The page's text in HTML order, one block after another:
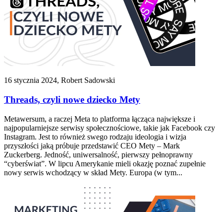
16 stycznia 2024, Robert Sadowski
Threads, czyli nowe dziecko Mety
Metawersum, a raczej Meta to platforma łącząca największe i
najpopularniejsze serwisy społecznościowe, takie jak Facebook czy
Instagram. Jest to również swego rodzaju ideologia i wizja
przyszłości jaką próbuje przedstawić CEO Mety – Mark
Zuckerberg. Jedność, uniwersalność, pierwszy pełnoprawny
“cyberświat”. W lipcu Amerykanie mieli okazję poznać zupełnie
nowy serwis wchodzący w skład Mety. Europa (w tym...